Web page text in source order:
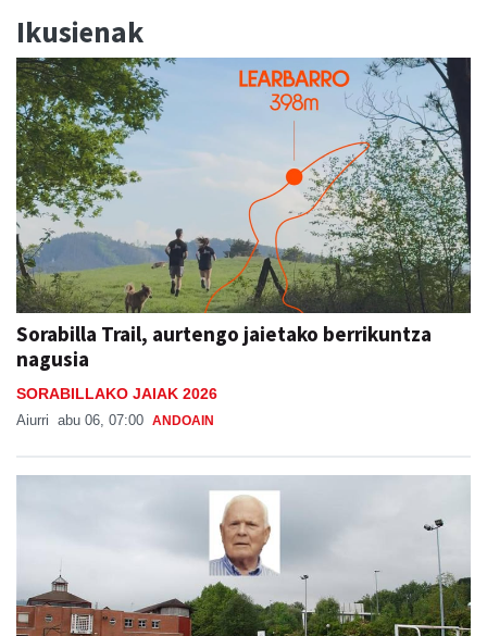
Ikusienak
Sorabilla Trail, aurtengo jaietako berrikuntza
nagusia
SORABILLAKO JAIAK 2026
Aiurri abu 06, 07:00 ANDOAIN